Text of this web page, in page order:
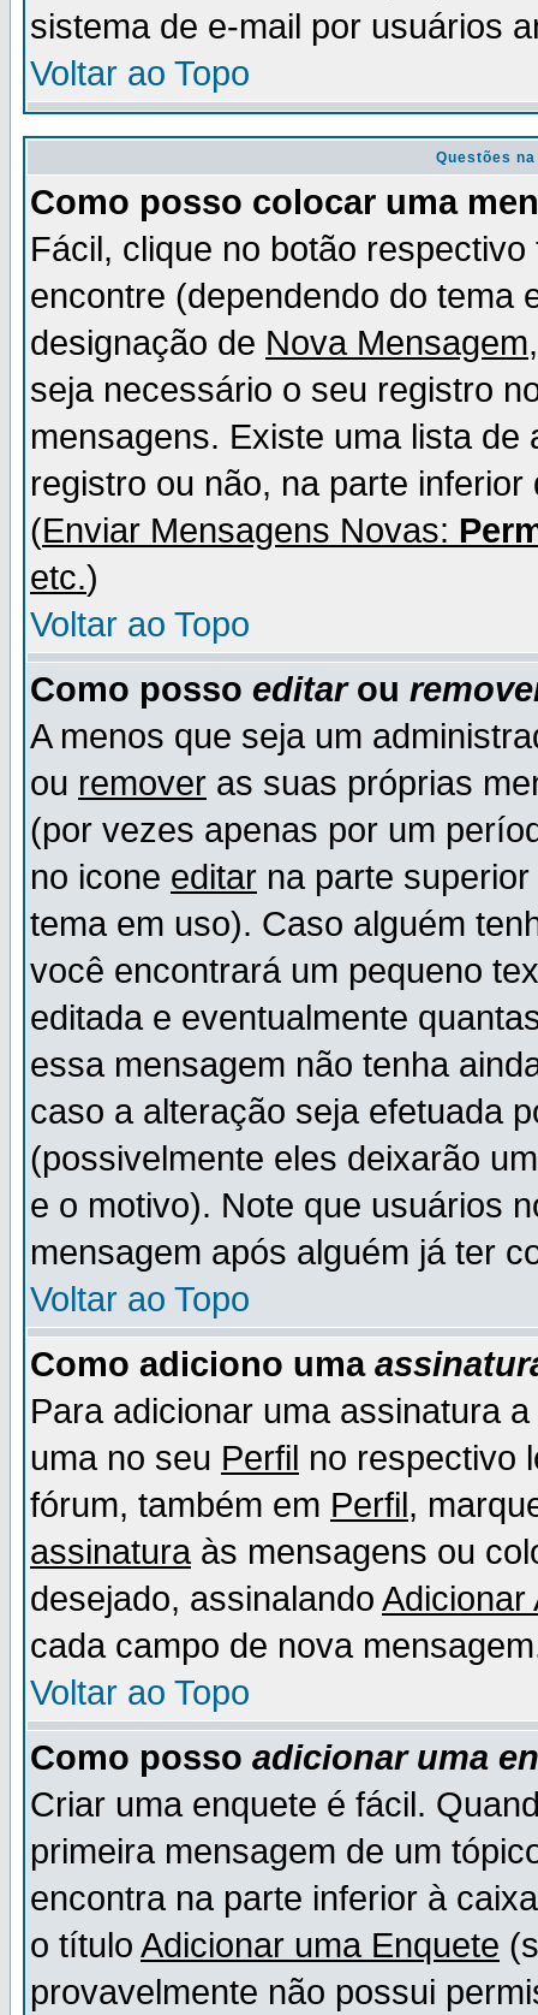
sistema de e-mail por usuários
Voltar ao Topo
Questões
Como posso colocar uma
Fácil, clique no botão
encontre (dependendo do tema
designação de Nova Mensagem
seja necessário o seu registro
mensagens. Existe uma lista
registro ou não, na parte
(Enviar Mensagens Novas:
etc.)
Voltar ao Topo
Como posso editarou
A menos que seja um
ou remover as suas próprias
(por vezes apenas por um
no icone editar na parte
tema em uso). Caso alguém
você encontrará um pequeno
editada e eventualmente
essa mensagem não tenha
caso a alteração seja efetuada
(possivelmente eles deixarão
e o motivo). Note que usuários
mensagem após alguém já ter
Voltar ao Topo
Como adiciono uma
Para adicionar uma assinatura
uma no seu Perfil no respectivo
fórum, também em Perfil,
assinaturaàs mensagens ou
desejado, assinalando Adicionar
cada campo de nova
Voltar ao Topo
Como posso adicionar uma
Criar uma enquete é fácil.
primeira mensagem de um
encontra na parte inferior à
o título Adicionar uma Enquete
provavelmente não possui